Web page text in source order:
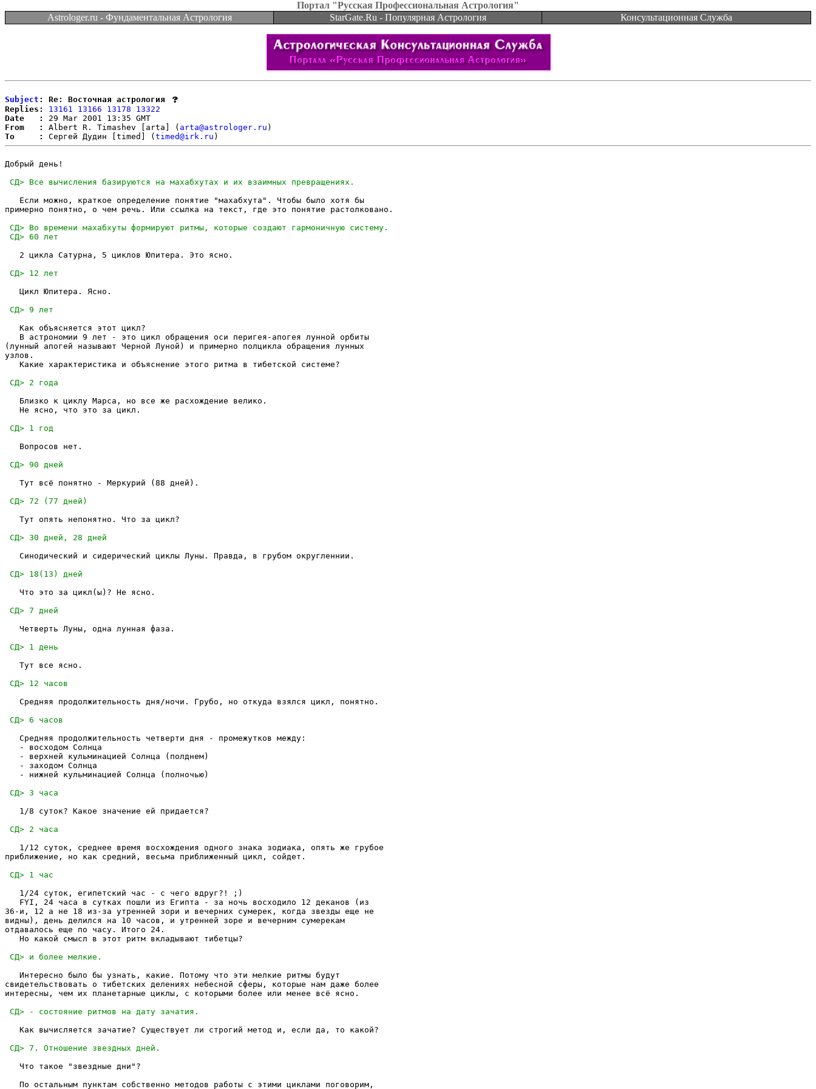
Портал "Русская Профессиональная Астрология"
Astrologer.ru - Фундаментальная Астрология
StarGate.Ru - Популярная Астрология Консультационная Служба
Subject : Re: Восточная астрология
Replies:
13161 13166 13178
13322
Date   :
From   :
Albert R. Timashev [arta] ( arta@astrologer.ru
To     :
Сергей Дудин [timed] ( timed@irk.ru
Добрый день!
   Если можно, краткое определение понятие "махабхута". Чтобы было хотя бы
примерно понятно, о чем речь. Или ссылка на текст, где это понятие растолковано.
   2 цикла Сатурна, 5 циклов Юпитера. Это ясно.
   Цикл Юпитера. Ясно.
   Как объясняется этот цикл?
   В астрономии 9 лет - это цикл обращения оси перигея-апогея лунной орбиты
(лунный апогей называют Черной Луной) и примерно полцикла обращения лунных
узлов.
   Какие характеристика и объяснение этого ритма в тибетской системе?
   Близко к циклу Марса, но все же расхождение велико.
   Не ясно, что это за цикл.
   Вопросов нет.
   Тут всё понятно - Меркурий (88 дней).
   Тут опять непонятно. Что за цикл?
   Синодический и сидерический циклы Луны. Правда, в грубом округленнии.
   Что это за цикл(ы)? Не ясно.
   Четверть Луны, одна лунная фаза.
   Тут все ясно.
   Средняя продолжительность дня/ночи. Грубо, но откуда взялся цикл, понятно.
   Средняя продолжительность четверти дня - промежутков между:
   - восходом Солнца
   - верхней кульминацией Солнца (полднем)
   - заходом Солнца
   - нижней кульминацией Солнца (полночью)
   1/8 суток? Какое значение ей придается?
   1/12 суток, среднее время восхождения одного знака зодиака, опять же грубое
приближение, но как средний, весьма приближенный цикл, сойдет.
   1/24 суток, египетский час - с чего вдруг?! ;)
   FYI, 24 часа в сутках пошли из Египта - за ночь восходило 12 деканов (из
36-и, 12 а не 18 из-за утренней зори и вечерних сумерек, когда звезды еще не
видны), день делился на 10 часов, и утренней зоре и вечерним сумерекам
отдавалось еще по часу. Итого 24.
   Но какой смысл в этот ритм вкладывают тибетцы?
   Интересно было бы узнать, какие. Потому что эти мелкие ритмы будут
свидетельствовать о тибетских делениях небесной сферы, которые нам даже более
интересны, чем их планетарные циклы, с которыми более или менее всё ясно.
   Как вычисляется зачатие? Существует ли строгий метод и, если да, то какой?
   Что такое "звездные дни"?
   По остальным пунктам собственно методов работы с этими циклами поговорим,